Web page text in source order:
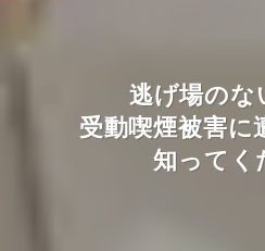
逃げ場のな
受動喫煙被害に
知ってく
逃げ場のな
受動喫煙被害に
知ってく
逃げ場のな
受動喫煙被害に
知ってく